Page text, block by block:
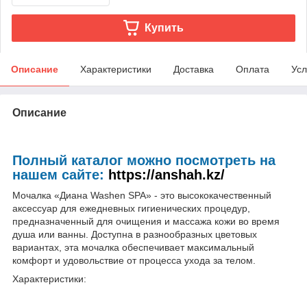
Купить
Описание Характеристики Доставка Оплата
Описание
Полный каталог можно посмотреть на
нашем сайте: https://anshah.kz/
Мочалка «Диана Washen SPA» - это высококачественный
аксессуар для ежедневных гигиенических процедур,
предназначенный для очищения и массажа кожи во время
душа или ванны. Доступна в разнообразных цветовых
вариантах, эта мочалка обеспечивает максимальный
комфорт и удовольствие от процесса ухода за телом.
Характеристики: